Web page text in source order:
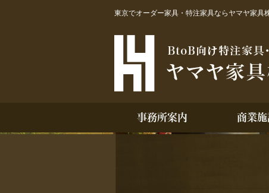
東京でオーダー家具・特注家具ならヤマヤ家具
事務所案内 商業